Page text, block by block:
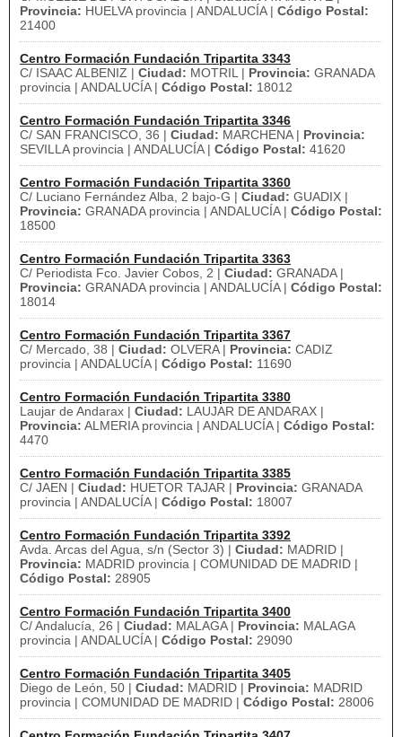
Provincia: HUELVA provincia | ANDALUCÍA | Código Postal:
21400
Centro Formación Fundación Tripartita 3343
C/ ISAAC ALBENIZ | Ciudad: MOTRIL | Provincia: GRANADA
provincia | ANDALUCÍA | Código Postal: 18012
Centro Formación Fundación Tripartita 3346
C/ SAN FRANCISCO, 36 | Ciudad: MARCHENA | Provincia:
SEVILLA provincia | ANDALUCÍA | Código Postal: 41620
Centro Formación Fundación Tripartita 3360
C/ Luciano Fernández Alba, 2 bajo-G | Ciudad: GUADIX |
Provincia: GRANADA provincia | ANDALUCÍA | Código Postal:
18500
Centro Formación Fundación Tripartita 3363
C/ Periodista Fco. Javier Cobos, 2 | Ciudad: GRANADA |
Provincia: GRANADA provincia | ANDALUCÍA | Código Postal:
18014
Centro Formación Fundación Tripartita 3367
C/ Mercado, 38 | Ciudad: OLVERA | Provincia: CADIZ
provincia | ANDALUCÍA | Código Postal: 11690
Centro Formación Fundación Tripartita 3380
Laujar de Andarax | Ciudad: LAUJAR DE ANDARAX |
Provincia: ALMERIA provincia | ANDALUCÍA | Código Postal:
4470
Centro Formación Fundación Tripartita 3385
C/ JAEN | Ciudad: HUETOR TAJAR | Provincia: GRANADA
provincia | ANDALUCÍA | Código Postal: 18007
Centro Formación Fundación Tripartita 3392
Avda. Arcas del Agua, s/n (Sector 3) | Ciudad: MADRID |
Provincia: MADRID provincia | COMUNIDAD DE MADRID |
Código Postal: 28905
Centro Formación Fundación Tripartita 3400
C/ Andalucía, 26 | Ciudad: MALAGA | Provincia: MALAGA
provincia | ANDALUCÍA | Código Postal: 29090
Centro Formación Fundación Tripartita 3405
Diego de León, 50 | Ciudad: MADRID | Provincia: MADRID
provincia | COMUNIDAD DE MADRID | Código Postal: 28006